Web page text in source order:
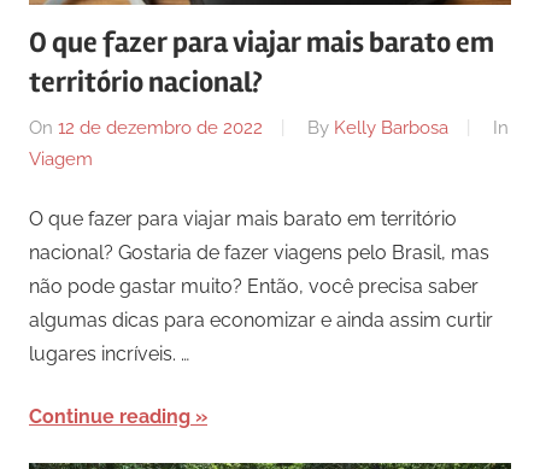
O que fazer para viajar mais barato em
território nacional?
On 12 de dezembro de 2022 By Kelly Barbosa
In
Viagem
O que fazer para viajar mais barato em território
nacional? Gostaria de fazer viagens pelo Brasil, mas
não pode gastar muito? Então, você precisa saber
algumas dicas para economizar e ainda assim curtir
lugares incríveis. …
Continue reading